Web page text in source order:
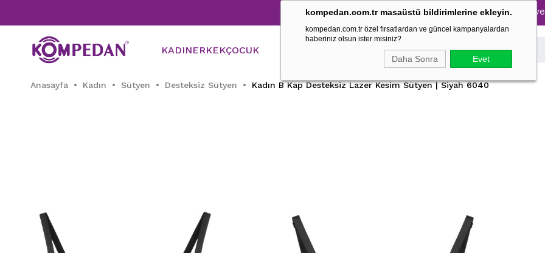
kompedan.com.tr masaüstü bildirimlerine ekleyin.
kompedan.com.tr özel fırsatlardan ve güncel kampanyalardan
haberiniz olsun ister misiniz?
Daha Sonra Evet
Tüm Pijama Takımlarında %30 İndirim → 1500 TL ve
KADINERKEKÇOCUK
Anasayfa Kadın Sütyen Desteksiz Sütyen Kadın B Kap Desteksiz Lazer Kesim Sütyen | Siyah 6040